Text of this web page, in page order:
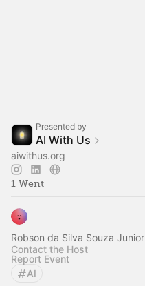
Presented by
AI With Us
aiwithus.org
1 Went
Robson da Silva Souza Junior
Contact the Host
Report Event
AI